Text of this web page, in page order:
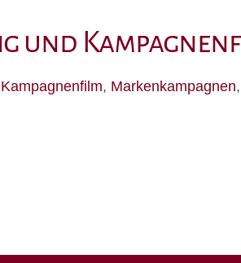
Kampagnenfilm, Markenkampagnen,